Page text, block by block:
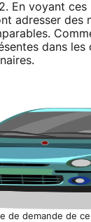
En voyant
adresser des
dans les
de demande de